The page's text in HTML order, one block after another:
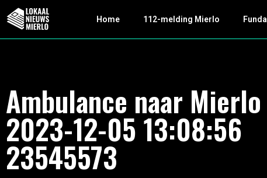
Home 112-melding Mierlo Funda
Ambulance naar Mierlo
2023-12-05 13:08:56
23545573